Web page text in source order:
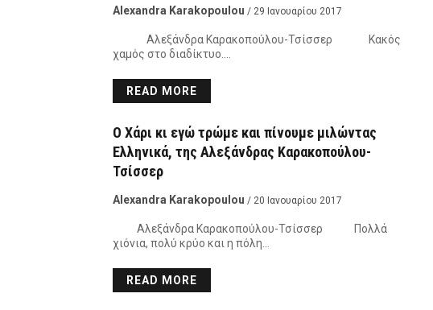
Alexandra Karakopoulou / 29 Ιανουαρίου 2017
Αλεξάνδρα Καρακοπούλου-Τσίσσερ Κακός
χαμός στο διαδίκτυο….
READ MORE
Ο Χάρι κι εγώ τρώμε και πίνουμε μιλώντας
Ελληνικά, της Αλεξάνδρας Καρακοπούλου-
Τσίσσερ
Alexandra Karakopoulou / 20 Ιανουαρίου 2017
Αλεξάνδρα Καρακοπούλου-Τσίσσερ Πολλά
χιόνια, πολύ κρύο και η πόλη…
READ MORE